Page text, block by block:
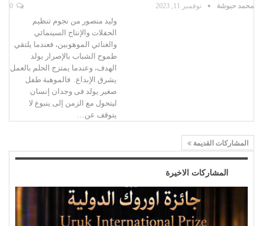
محمد حبوشة نوفمبر 11, 2023
وليد منصور من نجوم تنظيم
الحفلات والإنتاج السينمائي
والغنائي الموهوبين، فعندما يلتقي
طموح الشباب بالإصرار يولد
الهدف، وعندما يمتزج الحلم بالعمل
يشرق الإبداع. فالموهبة طفل
صغير يولد فى وجدان إنسان
ليتحول مع الزمن إلى ينبوع لا
يتوقف عن…
المشاركات القديمة
المشاركات الاخيرة